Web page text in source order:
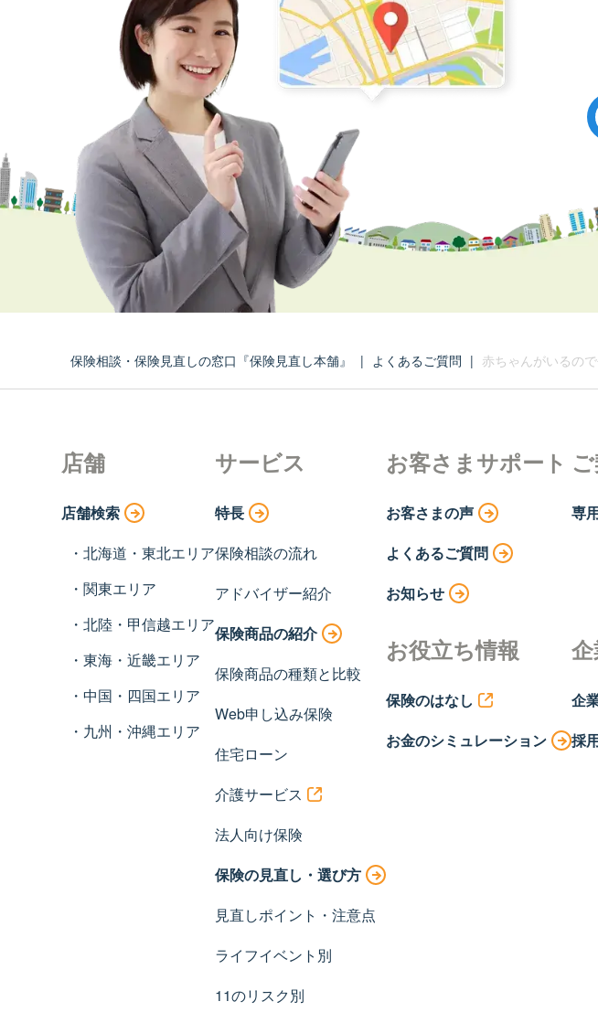
保険相談・保険見直しの窓口『保険見直し本舗』 | よくあるご質問 | 赤ちゃんがいるの
店舗
店舗検索
北海道・東北エリア
関東エリア
北陸・甲信越エリア
東海・近畿エリア
中国・四国エリア
九州・沖縄エリア
サービス
特長
保険相談の流れ
アドバイザー紹介
保険商品の紹介
保険商品の種類と比較
Web申し込み保険
住宅ローン
介護サービス
法人向け保険
保険の見直し・選び方
見直しポイント・注意点
ライフイベント別
11のリスク別
お客さまサポート
お客さまの声
よくあるご質問
お知らせ
お役立ち情報
保険のはなし
お金のシミュレーション
専
企
採